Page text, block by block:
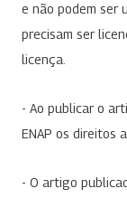
e não podem ser
precisam ser
licença.
- Ao publicar o
ENAP os direitos
- O artigo